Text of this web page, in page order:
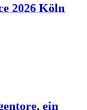
2026 Köln
ein